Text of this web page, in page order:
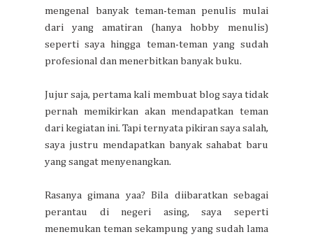
mengenal banyak teman-teman penulis mulai
dari yang amatiran (hanya hobby menulis)
seperti saya hingga teman-teman yang sudah
profesional dan menerbitkan banyak buku.
Jujur saja, pertama kali membuat blog saya tidak
pernah memikirkan akan mendapatkan teman
dari kegiatan ini. Tapi ternyata pikiran saya salah,
saya justru mendapatkan banyak sahabat baru
yang sangat menyenangkan.
Rasanya gimana yaa? Bila diibaratkan sebagai
perantau di negeri asing, saya seperti
menemukan teman sekampung yang sudah lama